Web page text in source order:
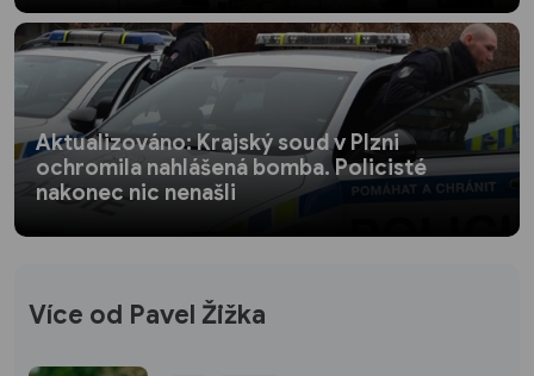
Aktualizováno: Krajský soud v Plzni
ochromila nahlášená bomba. Policisté
nakonec nic nenašli
Více od Pavel Žižka